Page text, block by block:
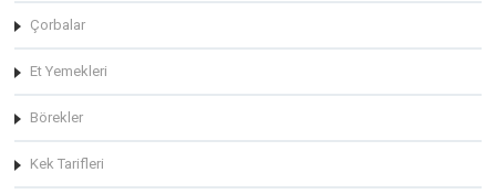
Çorbalar
Et Yemekleri
Börekler
Kek Tarifleri